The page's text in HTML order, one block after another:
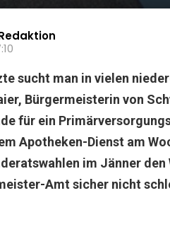
sucht man in vielen
Bürgermeisterin von
für ein
Apotheken-Dienst am
im Jänner
Amt sicher nicht